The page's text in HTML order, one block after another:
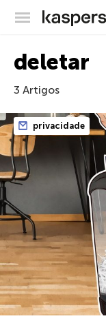
deletar
3 Artigos
privacidade